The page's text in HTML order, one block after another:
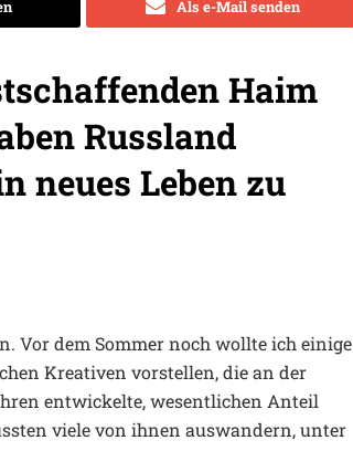
Als e-Mail senden
Haim
Russland
neues Leben zu
Vor dem Sommer noch wollte ich einige
Kreativen vorstellen, die an der
entwickelte, wesentlichen Anteil
viele von ihnen auswandern, unter